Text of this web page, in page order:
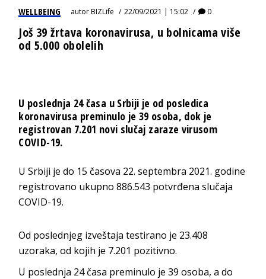
WELLBEING autorBIZLife 22/09/2021 | 15:02 0
Još 39 žrtava koronavirusa, u bolnicama više
od 5.000 obolelih
U poslednja 24 časa u Srbiji je od posledica
koronavirusa preminulo je 39 osoba, dok je
registrovan 7.201 novi slučaj zaraze virusom
COVID-19.
U Srbiji je do 15 časova 22. septembra 2021. godine
registrovano ukupno 886.543 potvrđena slučaja
COVID-19.
Od poslednjeg izveštaja testirano je 23.408
uzoraka, od kojih je 7.201 pozitivno.
U poslednja 24 časa preminulo je 39 osoba, a do